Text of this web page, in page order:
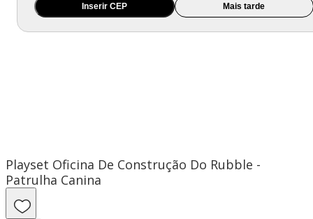
Inserir CEP Mais tarde
Playset Oficina De Construção Do Rubble -
Patrulha Canina